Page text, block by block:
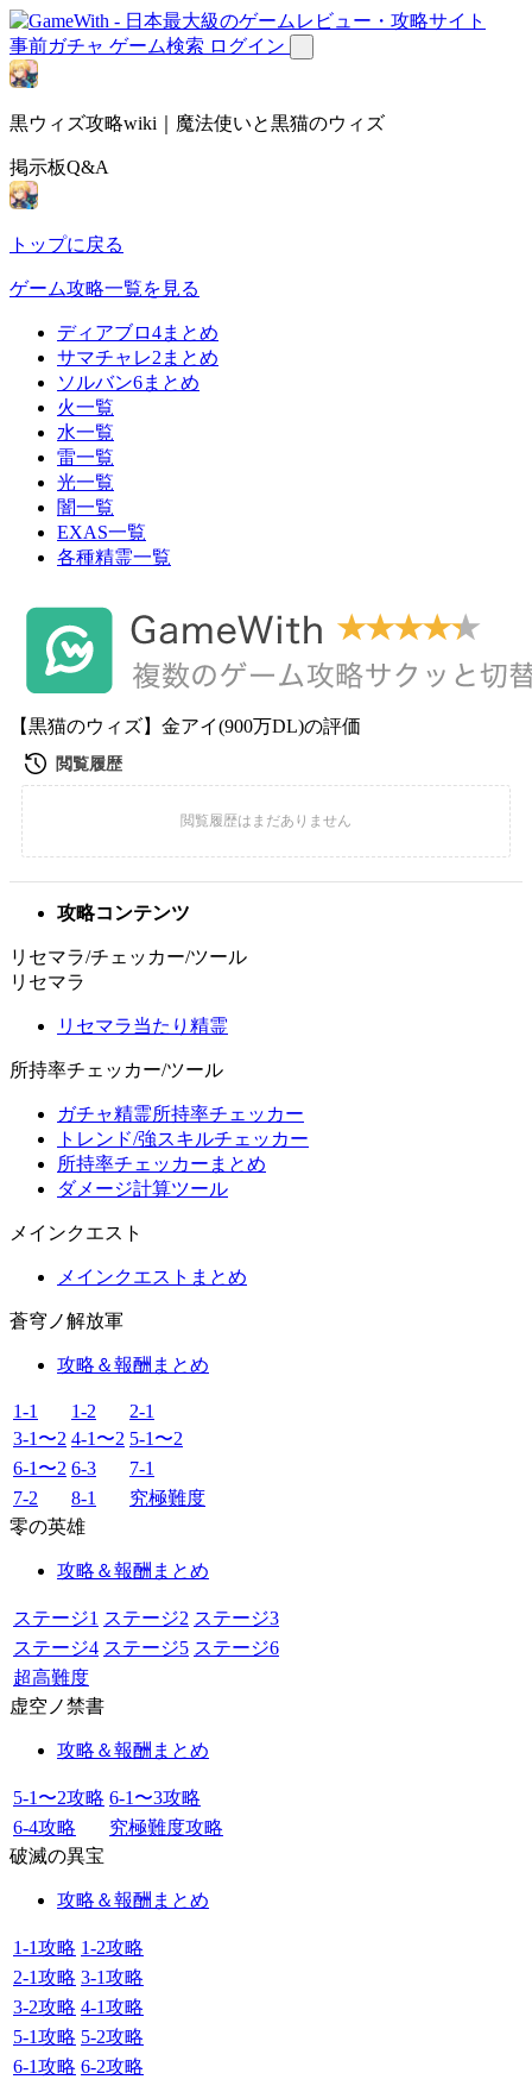
事前ガチャ ゲーム検索 ログイン
黒ウィズ攻略wiki｜魔法使いと黒猫のウィズ
掲示板Q&A
トップに戻る
ゲーム攻略一覧を見る
ディアブロ4まとめ
サマチャレ2まとめ
ソルバン6まとめ
火一覧
水一覧
雷一覧
光一覧
闇一覧
EXAS一覧
各種精霊一覧
【黒猫のウィズ】金アイ(900万DL)の評価
攻略コンテンツ
リセマラ/チェッカー/ツール
リセマラ
リセマラ当たり精霊
所持率チェッカー/ツール
ガチャ精霊所持率チェッカー
トレンド/強スキルチェッカー
所持率チェッカーまとめ
ダメージ計算ツール
メインクエスト
メインクエストまとめ
蒼穹ノ解放軍
攻略＆報酬まとめ
1-1 1-2
2-1
3-1〜2 4-1〜2 5-1〜2
6-1〜2 6-3
7-1
7-2
8-1
究極難度
零の英雄
攻略＆報酬まとめ
ステージ1 ステージ2 ステージ3
ステージ4 ステージ5 ステージ6
超高難度
虚空ノ禁書
攻略＆報酬まとめ
5-1〜2攻略 6-1〜3攻略
6-4攻略
究極難度攻略
破滅の異宝
攻略＆報酬まとめ
1-1攻略 1-2攻略
2-1攻略 3-1攻略
3-2攻略 4-1攻略
5-1攻略 5-2攻略
6-1攻略 6-2攻略